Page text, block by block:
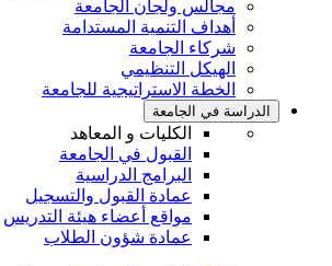
مجالس ولجان الجامعة
أهداف التنمية المستدامة
شركاء الجامعة
الهيكل التنظيمي
الخطة الاستراتيجية للجامعة
الدراسة في الجامعة
الكليات و المعاهد
القبول في الجامعة
البرامج الدراسية
عمادة القبول والتسجيل
مواقع أعضاء هيئة التدريس
عمادة شؤون الطلاب